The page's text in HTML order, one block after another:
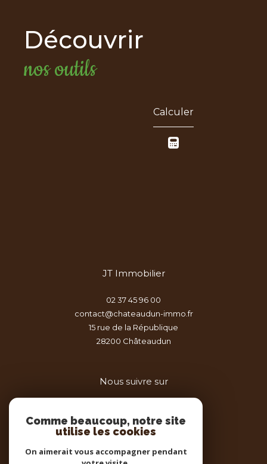
découvrir
nos outils
Calculer
JT Immobilier
02 37 45 96 00
contact@chateaudun-immo.fr
15 rue de la République
28200
châteaudun
Nous suivre sur
Comme beaucoup, notre site
utilise les cookies
On aimerait vous accompagner pendant